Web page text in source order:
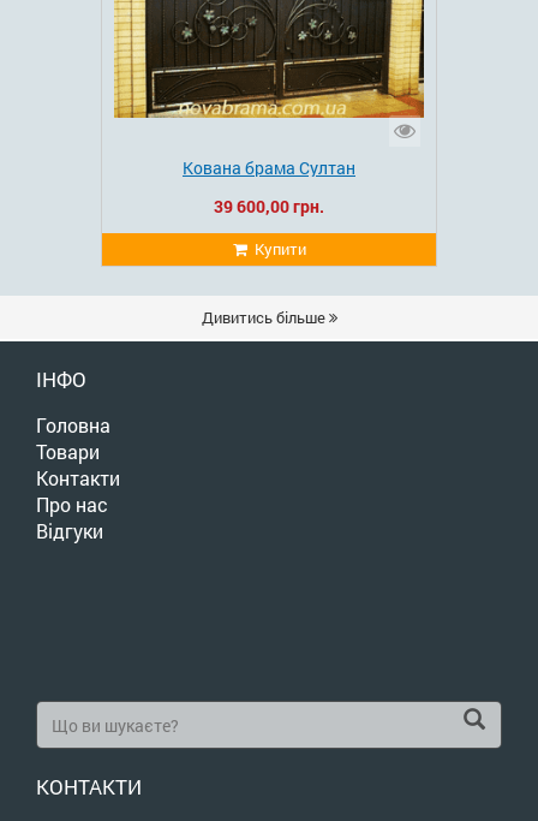
Кована брама Султан
39 600,00 грн.
Купити
Дивитись більше
ІНФО
Головна
Товари
Контакти
Про нас
Відгуки
КОНТАКТИ